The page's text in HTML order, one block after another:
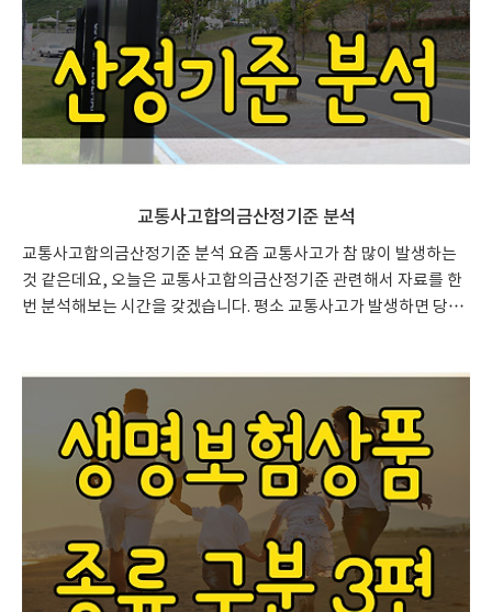
의 마음은 이해하지만 여러모로 바르지 못한 부분들도 일부 확인되
고..
교통사고합의금산정기준 분석
교통사고합의금산정기준 분석 요즘 교통사고가 참 많이 발생하는
것 같은데요, 오늘은 교통사고합의금산정기준 관련해서 자료를 한
번 분석해보는 시간을 갖겠습니다. 평소 교통사고가 발생하면 당황
되지 않습니다. 주변에 누가 도와줬으면 좋겠는데 그럴 사람도 없
고, 변호사나 손해사정사에게 연락하려니 기본 상담료만 몇만 원씩
달라고 하는 사실에 좌절하실 수도 있습니다. 그래서 이렇게 인터넷
으로 다양한 글들을 찾아보고 계실 텐데요, 오늘은 저의 개인적인
사고 경험을 토대로 교통사고합의금산정기준 에 대한 내용을 한번
분석해 보겠습니다. 교통사고합의금산정기준 주요 항목 대인합의
금 대물합의금 형사합의..